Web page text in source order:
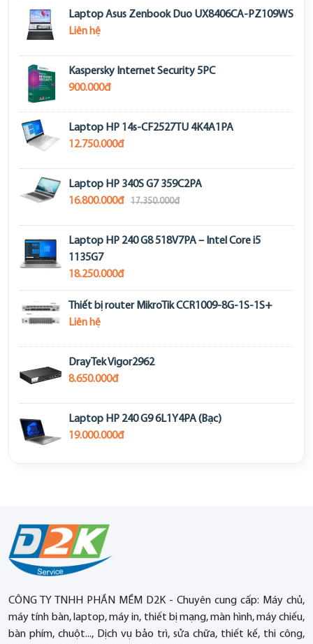
Laptop Asus Zenbook Duo UX8406CA-PZ109WS
Liên hệ
Kaspersky Internet Security 5PC
900.000đ
Laptop HP 14s-CF2527TU 4K4A1PA
12.750.000đ
Laptop HP 340S G7 359C2PA
16.800.000đ
17.350.000đ
Laptop HP 240 G8 518V7PA – Intel Core i5
1135G7
18.250.000đ
Thiết bị router MikroTik CCR1009-8G-1S-1S+
Liên hệ
DrayTek Vigor2962
8.650.000đ
Laptop HP 240 G9 6L1Y4PA (Bạc)
19.000.000đ
CÔNG TY TNHH PHẦN MỀM D2K - Chuyên cung cấp: Máy chủ,
máy tính bàn, laptop, máy in, thiết bị mạng, màn hình, máy chiếu,
bàn phím, chuột..., Dịch vụ bảo trì, sửa chữa, thiết kế, thi công,